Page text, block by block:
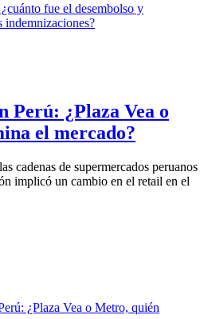
Perú: ¿Plaza Vea o
el mercado?
cadenas de supermercados peruanos
implicó un cambio en el retail en el